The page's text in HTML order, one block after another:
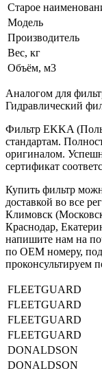
Старое
Модель
Производитель
Вес, кг
Объём, м3
Аналогом для
Гидравлический
Фильтр EKKA
стандартам.
оригиналом.
сертификат
Купить фильтр
доставкой во все
Климовск
Краснодар,
напишите нам на
по OEM номеру,
проконсультируем
FLEETGUARD
FLEETGUARD
FLEETGUARD
FLEETGUARD
DONALDSON
DONALDSON